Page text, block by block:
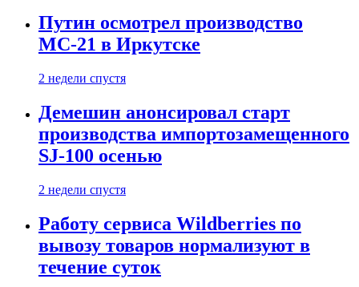
Путин осмотрел производство
МС-21 в Иркутске
2 недели спустя
Демешин анонсировал старт
производства импортозамещенного
SJ-100 осенью
2 недели спустя
Работу сервиса Wildberries по
вывозу товаров нормализуют в
течение суток